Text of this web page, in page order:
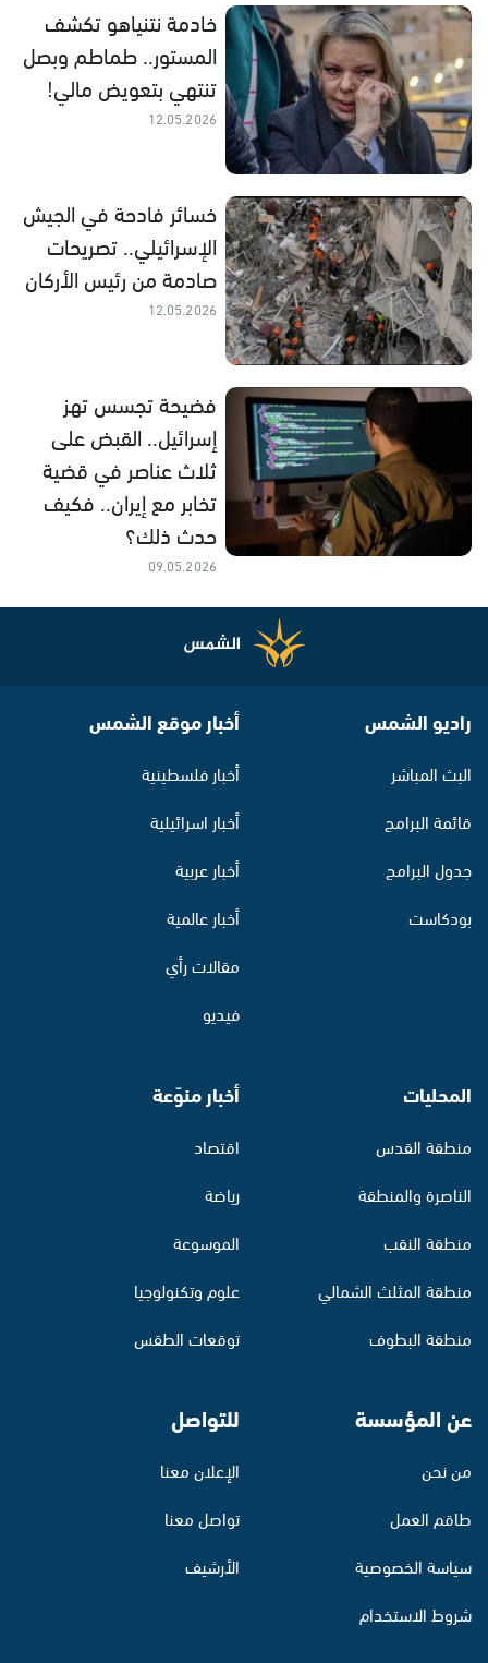
خادمة نتنياهو تكشف
المستور.. طماطم وبصل
تنتهي بتعويض مالي!
12.05.2026
خسائر فادحة في الجيش
الإسرائيلي.. تصريحات
صادمة من رئيس الأركان
12.05.2026
فضيحة تجسس تهز
إسرائيل.. القبض على
ثلاث عناصر في قضية
تخابر مع إيران.. فكيف
حدث ذلك؟
09.05.2026
راديو الشمس
البث المباشر
قائمة البرامج
جدول البرامج
بودكاست
أخبار موقع الشمس
أخبار فلسطينية
أخبار اسرائيلية
أخبار عربية
أخبار عالمية
مقالات رأي
فيديو
المحليات
منطقة القدس
الناصرة والمنطقة
منطقة النقب
منطقة المثلث الشمالي
منطقة البطوف
أخبار منوّعة
اقتصاد
رياضة
الموسوعة
علوم وتكنولوجيا
توقعات الطقس
عن المؤسسة
من نحن
طاقم العمل
سياسة الخصوصية
شروط الاستخدام
للتواصل
الإعلان معنا
تواصل معنا
الأرشيف